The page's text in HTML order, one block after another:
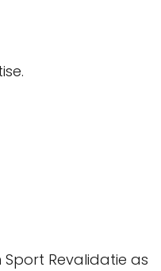
Revalidatie as